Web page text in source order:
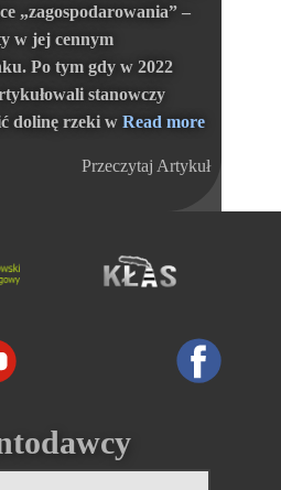
„zagospodarowania” –
w jej cennym
Po tym gdy w 2022
stanowczy
dolinę rzeki w Read more
Przeczytaj Artykuł​